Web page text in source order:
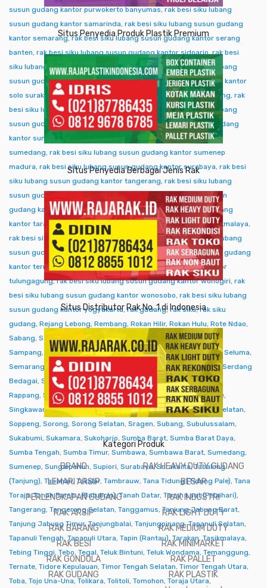
susun gudang kantor purwokerto banyumas, rak besi siku lubang
susun gudang kantor samarinda, rak besi siku lubang susun gudang
kantor semarang,rak besi siku lubang susun gudang kantor serang
banten, rak besi siku lubang susun gudang kantor sidoarjo,rak besi
siku lubang susun gudang kantor singkawang,rak besi siku lubang
susun gudang kantor sofifi,rak besi siku lubang susun gudang kantor
solo surakarta,rak besi siku lubang susun gudang kantor sorong, rak
besi siku lubang susun gudang kantor subang,rak besi siku lubang
susun gudang kantor sukabumi,rak besi siku lubang susun gudang
kantor sumba ntt
rak besi siku lubang susun gudang kantor
sumedang, rak besi siku lubang susun gudang kantor sumenep
madura, rak besi siku lubang susun gudang kantor surabaya, rak besi
siku lubang susun gudang kantor tangerang, rak besi siku lubang
susun gudang kantor tangjung selor
rak besi siku lubang susun
gudang kantor tanjungpinang,rak besi siku lubang susun gudang
kantor tarakan, rak besi siku lubang susun gudang kantor tasikmalaya,
rak besi siku lubang susun gudang kantor tegal,rak besi siku lubang
susun gudang kantor temanggung,rak besi siku lubang susun gudang
kantor ternate tidore,rak besi siku lubang susun gudang kantor
tulungagung,rak besi siku lubang susun gudang kantor wonogiri, rak
besi siku lubang susun gudang kantor wonosobo, rak besi siku lubang
susun gudang kantor yogyakarta,rak gudang, rak siku,rak siku
gudang, Rejang Lebong, Rembang, Rokan Hilir, Rokan Hulu, Rote Ndao,
Sabang, Sabu Raijua ,Salatiga,Samarinda,Sambas,Samosir,
Sampang, Sanggau,Sarmi,Sarolangun,Sawahlunto,Sekadau,Seluma,
Semarang
Seram Bagian Barat Seram Bagian Timur,Serang,Serdang
Bedagai, Seruyan (Kuala Pembuang),Siak, Sibolga,Sidenreng
Rappang, Sidoarjo,Sigi,Sijunjung,Sikka,Simalungun,Simeulue,
Singkawang,Sinjai,Sintang,Situbondo,Sleman,Solok,Solok Selatan,
Soppeng, Sorong, Sorong Selatan, Sragen, Subang, Subulussalam,
Sukabumi, Sukamara, Sukoharjo, Sumba Barat, Sumba Barat Daya,
Sumba Tengah, Sumba Timur, Sumbawa, Sumbawa Barat, Sumedang,
Sumenep, Sungaipenuh, Supiori, Surabaya,Surakarta,Tabalong
(Tanjung), Tabanan, Takalar, Tambrauw, Tana Tidung (Tideng Pale), Tana
Toraja,Tanah Bumbu (Batulicin),Tanah Datar, Tanah Laut (Pelaihari),
Tangerang, Tangerang Selatan, Tanggamus, Tanjung Jabung Barat,
Tanjung Jabung Timur,Tanjungbalai, Tanjungpinang,Tapanuli Selatan,
Tapanuli Tengah, Tapanuli Utara, Tapin (Rantau), Tarakan,Tasikmalaya,
Tebing Tinggi, Tebo, Tegal, Teluk Bintuni, Teluk Wondama, Temanggung,
Ternate, Tidore Kepulauan, Timor Tengah Selatan, Timor Tengah Utara,
Toba, Tojo Una-Una, Tolikara, Tolitoli, Tomohon, Toraja Utara,
Situs Penyedia Produk Plastik Premium
Situs Penyedia Berbagai Jenis Rak
Situs Distributor Rak No. 1 di Indonesia
Kategori Produk
BRAND
LEMARI ARSIP
PERLENGKAPAN GUDANG
RAK ARSIP
RAK BARANG
RAK BESI
RAK GONDOLA
RAK GUDANG
RAK HEAVY DUTY GUDANG
BESAR
RAK INDUSTRI
RAK LIGHT DUTY
RAK MEDIUM DUTY
RAK MINIMARKET
RAK PALLET
RAK PLASTIK